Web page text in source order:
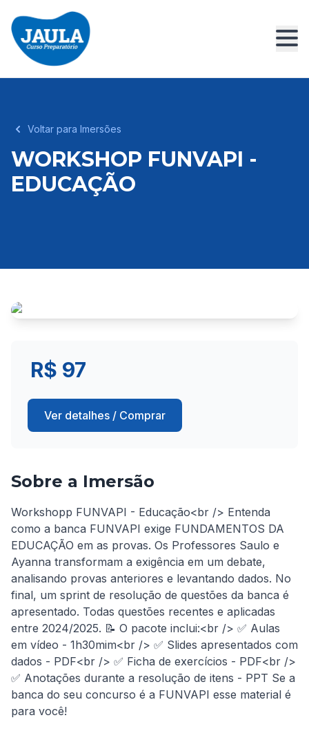
Voltar para Imersões
WORKSHOP FUNVAPI -
EDUCAÇÃO
R$ 97
Ver detalhes / Comprar
Sobre a Imersão
Workshopp FUNVAPI - Educação<br /> Entenda
como a banca FUNVAPI exige FUNDAMENTOS DA
EDUCAÇÃO em as provas. Os Professores Saulo e
Ayanna transformam a exigência em um debate,
analisando provas anteriores e levantando dados. No
final, um sprint de resolução de questões da banca é
apresentado. Todas questões recentes e aplicadas
entre 2024/2025. 📝 O pacote inclui:<br /> ✅ Aulas
em vídeo - 1h30mim<br /> ✅ Slides apresentados com
dados - PDF<br /> ✅ Ficha de exercícios - PDF<br />
✅ Anotações durante a resolução de itens - PPT Se a
banca do seu concurso é a FUNVAPI esse material é
para você!